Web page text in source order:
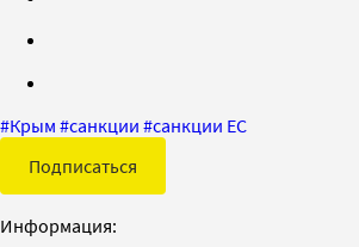
#Крым #санкции #санкции ЕС
Подписаться
Информация: